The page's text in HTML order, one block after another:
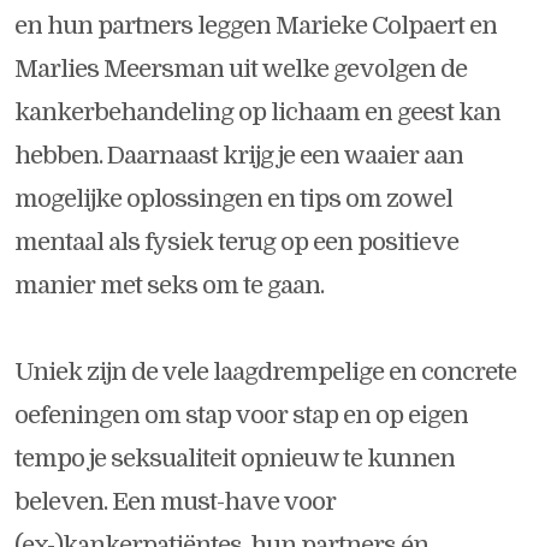
en hun partners leggen Marieke Colpaert en
Marlies Meersman uit welke gevolgen de
kankerbehandeling op lichaam en geest kan
hebben. Daarnaast krijg je een waaier aan
mogelijke oplossingen en tips om zowel
mentaal als fysiek terug op een positieve
manier met seks om te gaan.
Uniek zijn de vele laagdrempelige en concrete
oefeningen om stap voor stap en op eigen
tempo je seksualiteit opnieuw te kunnen
beleven. Een must-have voor